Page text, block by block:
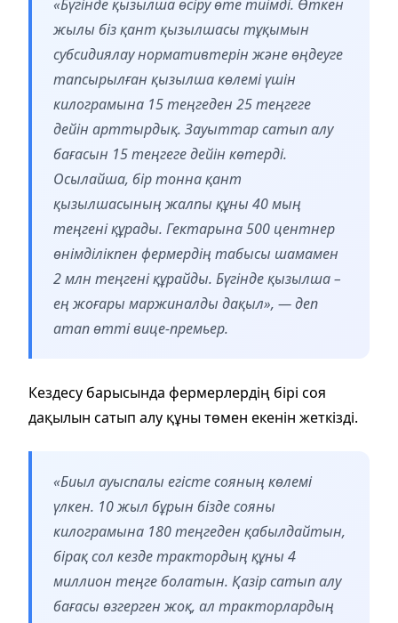
«Бүгінде қызылша өсіру өте тиімді. Өткен
жылы біз қант қызылшасы тұқымын
субсидиялау нормативтерін және өңдеуге
тапсырылған қызылша көлемі үшін
килограмына 15 теңгеден 25 теңгеге
дейін арттырдық. Зауыттар сатып алу
бағасын 15 теңгеге дейін көтерді.
Осылайша, бір тонна қант
қызылшасының жалпы құны 40 мың
теңгені құрады. Гектарына 500 центнер
өнімділікпен фермердің табысы шамамен
2 млн теңгені құрайды. Бүгінде қызылша –
ең жоғары маржиналды дақыл», — деп
атап өтті вице-премьер.
Кездесу барысында фермерлердің бірі соя
дақылын сатып алу құны төмен екенін жеткізді.
«Биыл ауыспалы егісте сояның көлемі
үлкен. 10 жыл бұрын бізде сояны
килограмына 180 теңгеден қабылдайтын,
бірақ сол кезде трактордың құны 4
миллион теңге болатын. Қазір сатып алу
бағасы өзгерген жоқ, ал тракторлардың